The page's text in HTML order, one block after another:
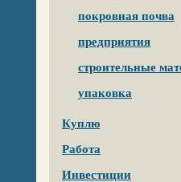
покровная почва
предприятия
строительные
упаковка
Куплю
Работа
Инвестиции